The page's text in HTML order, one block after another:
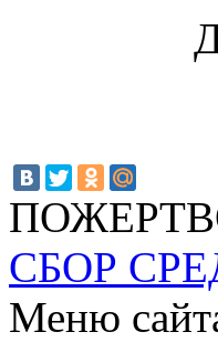
СБОР
Меню